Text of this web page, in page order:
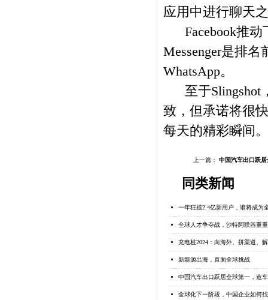
应用中进行聊天
Facebook推动
Messenger是排名
WhatsApp。
至于Slingshot
致，但承诺将很
每天的精彩瞬间
上一篇： 中国汽车出口跃
同类新闻
一年狂揽2.4亿新用户，谁将成为
全球人才争夺战，沙特阿联酋重
充电桩2024：向海外、拼渠道、
新能源出海，直面全球挑战
中国汽车出口跃居全球第一，造
全球化下一阶段，中国企业如何